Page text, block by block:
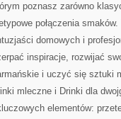
poznasz zarówno
połączenia
domowych i
inspiracje, rozwijać
i uczyć się sztuki
mleczne i Drinki dla
elementów: